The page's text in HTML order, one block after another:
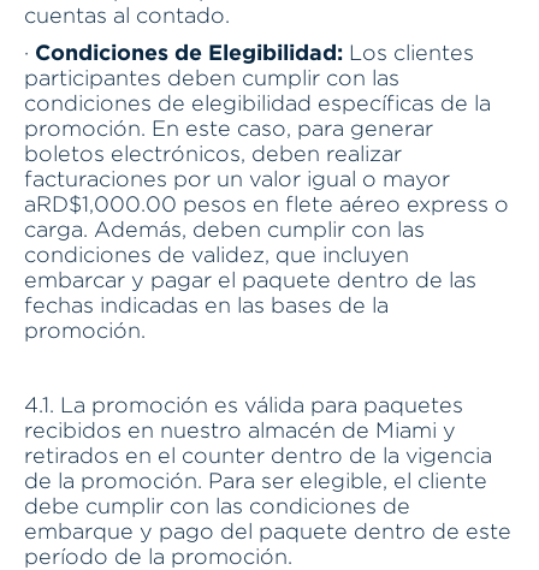
cuentas al contado.
· Condiciones de Elegibilidad: Los clientes
participantes deben cumplir con las
condiciones de elegibilidad específicas de la
promoción. En este caso, para generar
boletos electrónicos, deben realizar
facturaciones por un valor igual o mayor
aRD$1,000.00 pesos en flete aéreo express o
carga. Además, deben cumplir con las
condiciones de validez, que incluyen
embarcar y pagar el paquete dentro de las
fechas indicadas en las bases de la
promoción.
4.1. La promoción es válida para paquetes
recibidos en nuestro almacén de Miami y
retirados en el counter dentro de la vigencia
de la promoción. Para ser elegible, el cliente
debe cumplir con las condiciones de
embarque y pago del paquete dentro de este
período de la promoción.